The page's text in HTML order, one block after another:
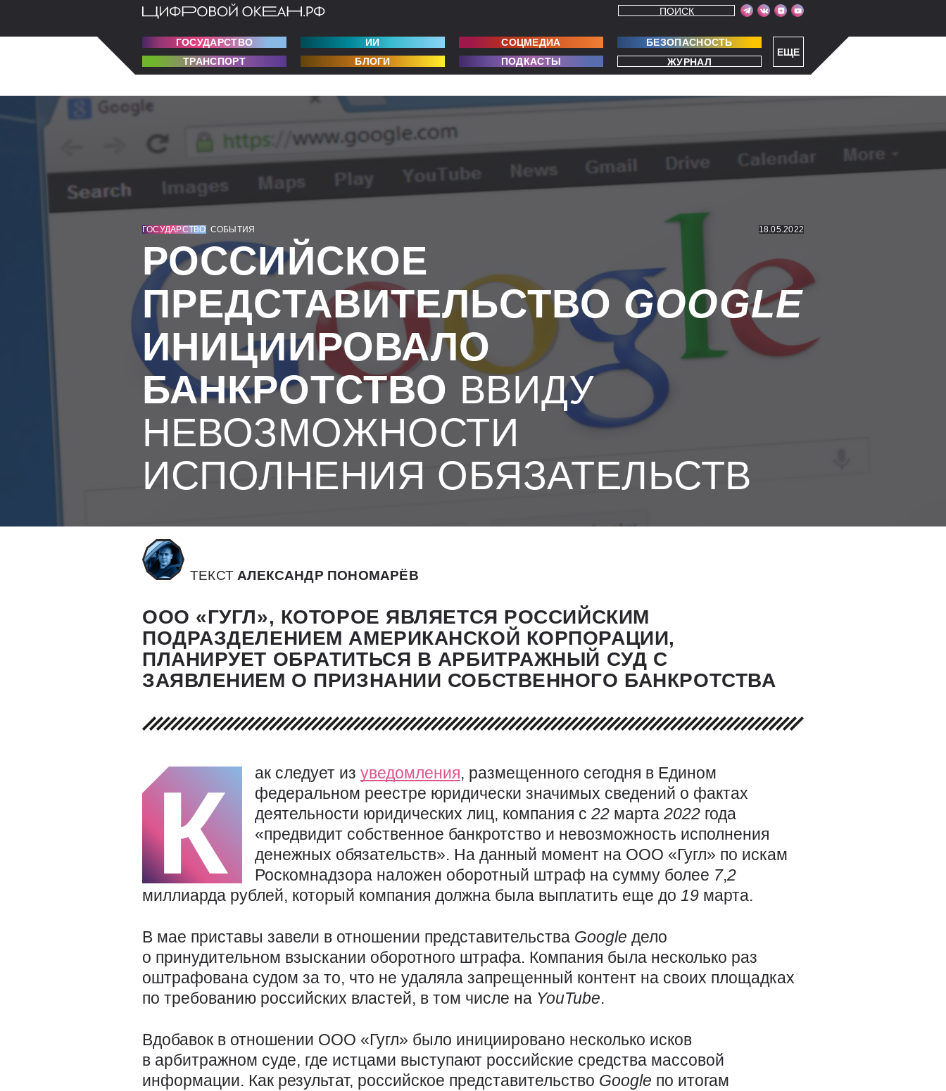
ЕЩЕ
ПОИСК
ГОСУДАРСТВО ИИ СОЦМЕДИА
БЕЗОПАСНОСТЬ
ТРАНСПОРТ
БЛОГИ ПОДКАСТЫ ЖУРНАЛ
ГОСУДАРСТВО СОБЫТИЯ 18.05.2022
РОССИЙСКОЕ
ПРЕДСТАВИТЕЛЬСТВО GOOGLE
ИНИЦИИРОВАЛО
БАНКРОТСТВО ВВИДУ
НЕВОЗМОЖНОСТИ
ИСПОЛНЕНИЯ ОБЯЗАТЕЛЬСТВ
ТЕКСТ АЛЕКСАНДР ПОНОМАРЁВ
ООО «ГУГЛ», КОТОРОЕ ЯВЛЯЕТСЯ РОССИЙСКИМ
ПОДРАЗДЕЛЕНИЕМ АМЕРИКАНСКОЙ КОРПОРАЦИИ,
ПЛАНИРУЕТ ОБРАТИТЬСЯ В АРБИТРАЖНЫЙ СУД С
ЗАЯВЛЕНИЕМ О ПРИЗНАНИИ СОБСТВЕННОГО БАНКРОТСТВА
К ак следует из уведомления, размещенного сегодня в Едином
федеральном реестре юридически значимых сведений о фактах
деятельности юридических лиц, компания с 22 марта 2022 года
«предвидит собственное банкротство и невозможность исполнения
денежных обязательств». На данный момент на ООО «Гугл» по искам
Роскомнадзора наложен оборотный штраф на сумму более 7,2
миллиарда рублей, который компания должна была выплатить еще до 19 марта.
В мае приставы завели в отношении представительства Google дело
о принудительном взыскании оборотного штрафа. Компания была несколько раз
оштрафована судом за то, что не удаляла запрещенный контент на своих площадках
по требованию российских властей, в том числе на YouTube.
Вдобавок в отношении ООО «Гугл» было инициировано несколько исков
в арбитражном суде, где истцами выступают российские средства массовой
информации. Как результат, российское представительство Google по итогам